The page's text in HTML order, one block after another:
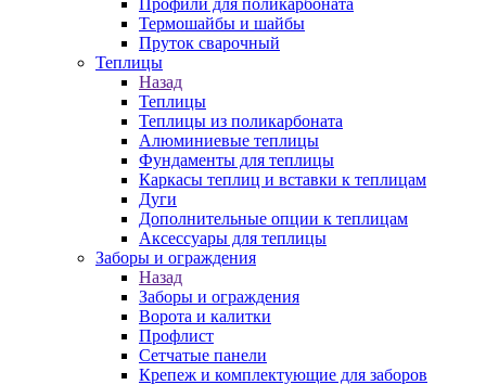
Профили для поликарбоната
Термошайбы и шайбы
Пруток сварочный
Теплицы
Назад
Теплицы
Теплицы из поликарбоната
Алюминиевые теплицы
Фундаменты для теплицы
Каркасы теплиц и вставки к теплицам
Дуги
Дополнительные опции к теплицам
Аксессуары для теплицы
Заборы и ограждения
Назад
Заборы и ограждения
Ворота и калитки
Профлист
Сетчатые панели
Крепеж и комплектующие для заборов